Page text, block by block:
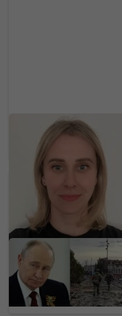
Neurologička
Mravčenie v
reakciou na tlak, ale
Putin chystá anexiu v
ďalšej krajine. Štyri štáty
NATO varujú pred
hrozbou pre Európu